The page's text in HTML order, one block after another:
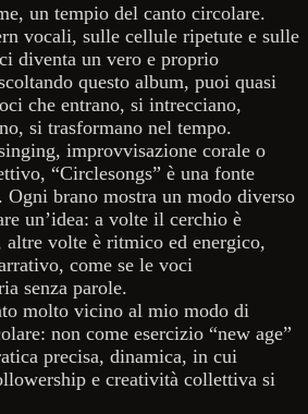
un tempio del canto circolare.
vocali, sulle cellule ripetute e sulle
diventa un vero e proprio
questo album, puoi quasi
che entrano, si intrecciano,
si trasformano nel tempo.
improvvisazione corale o
“Circlesongs” è una fonte
brano mostra un modo diverso
un’idea: a volte il cerchio è
volte è ritmico ed energico,
come se le voci
senza parole.
molto vicino al mio modo di
non come esercizio “new age”
precisa, dinamica, in cui
e creatività collettiva si